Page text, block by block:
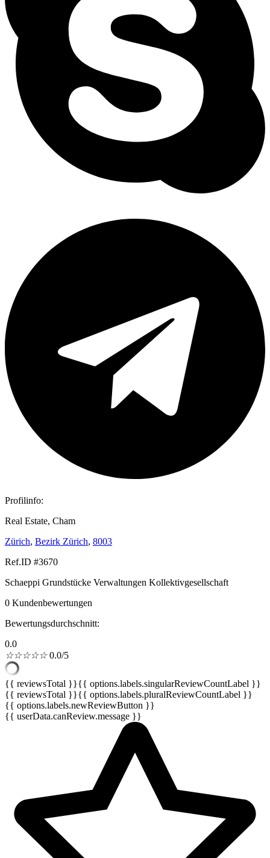
Profilinfo:
Real Estate, Cham
Zürich, Bezirk Zürich, 8003
Ref.ID #3670
Schaeppi Grundstücke Verwaltungen Kollektivgesellschaft
0 Kundenbewertungen
Bewertungsdurchschnitt:
0.0
☆☆☆☆☆ 0.0/5
{{ reviewsTotal }}{{ options.labels.singularReviewCountLabel }}
{{ reviewsTotal }}{{ options.labels.pluralReviewCountLabel }}
{{ options.labels.newReviewButton }}
{{ userData.canReview.message }}